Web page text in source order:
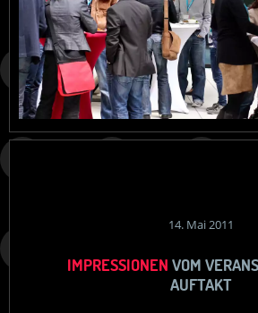
14. Mai 2011
IMPRESSIONEN VOM
AUFTAKT